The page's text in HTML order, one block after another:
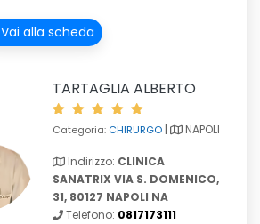
Vai alla scheda
TARTAGLIA ALBERTO
Categoria: CHIRURGO| NAPOLI
Indirizzo: CLINICA
SANATRIX VIA S. DOMENICO,
31, 80127 NAPOLI NA
Telefono: 0817173111